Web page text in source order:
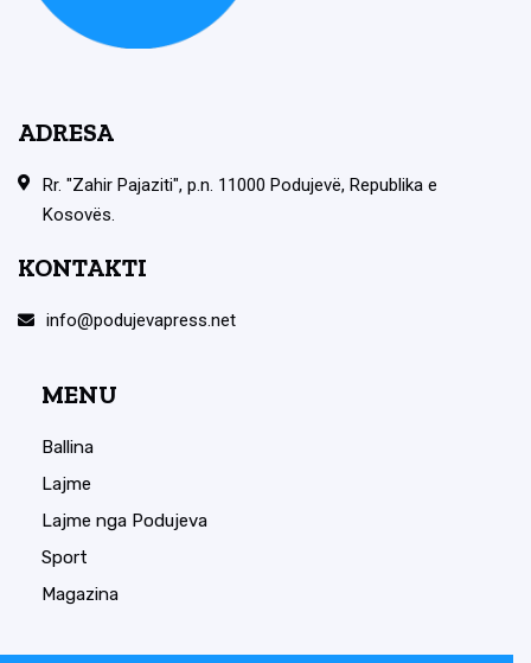
ADRESA
Rr. "Zahir Pajaziti", p.n. 11000 Podujevë, Republika e
Kosovës.
KONTAKTI
info@podujevapress.net
MENU
Ballina
Lajme
Lajme nga Podujeva
Sport
Magazina